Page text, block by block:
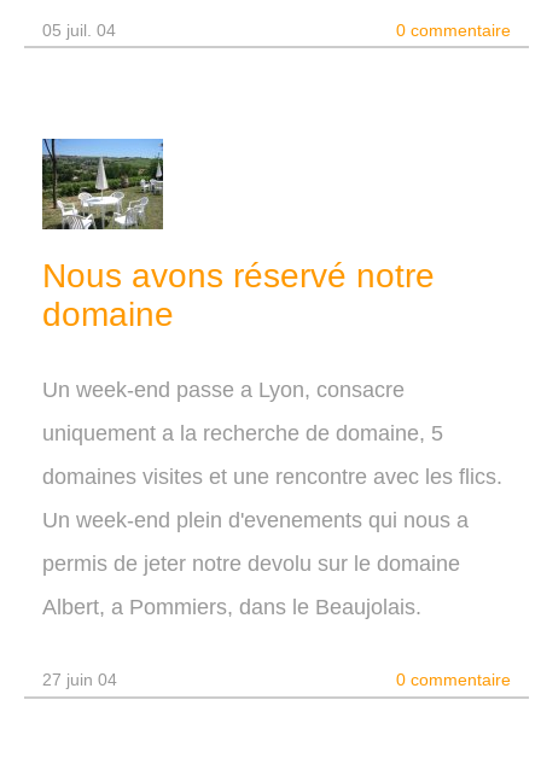
05 juil. 04 0 commentaire
Nous avons réservé notre
domaine
Un week-end passe a Lyon, consacre
uniquement a la recherche de domaine, 5
domaines visites et une rencontre avec les flics.
Un week-end plein d'evenements qui nous a
permis de jeter notre devolu sur le domaine
Albert, a Pommiers, dans le Beaujolais.
27 juin 04 0 commentaire